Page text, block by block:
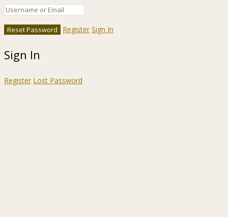
Register Sign In
Sign In
Register Lost Password